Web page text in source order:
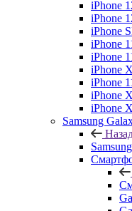
iPhone
iPhone
iPhone
iPhone
iPhone
iPhone
iPhone
iPhone X
iPhone
Samsung